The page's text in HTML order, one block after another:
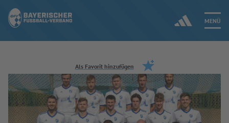
MENÜ
Jetzt einloggen
ERGEBNISSE & WETTBEWERBE
Als Favorit hinzufügen